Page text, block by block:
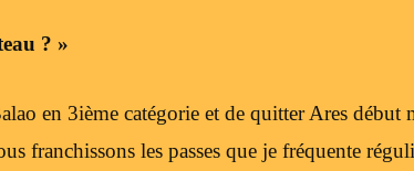
? »
en 3ième catégorie et de quitter Ares début
franchissons les passes que je fréquente